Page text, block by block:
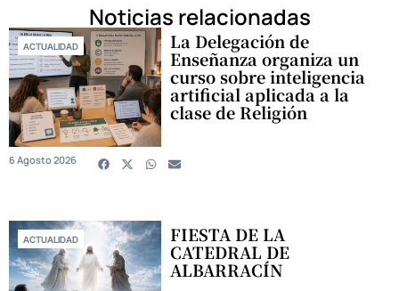
Noticias relacionadas
ACTUALIDAD La Delegación de
Enseñanza organiza un
curso sobre inteligencia
artificial aplicada a la
clase de Religión
6 Agosto 2026
ACTUALIDAD FIESTA DE LA
CATEDRAL DE
ALBARRACÍN